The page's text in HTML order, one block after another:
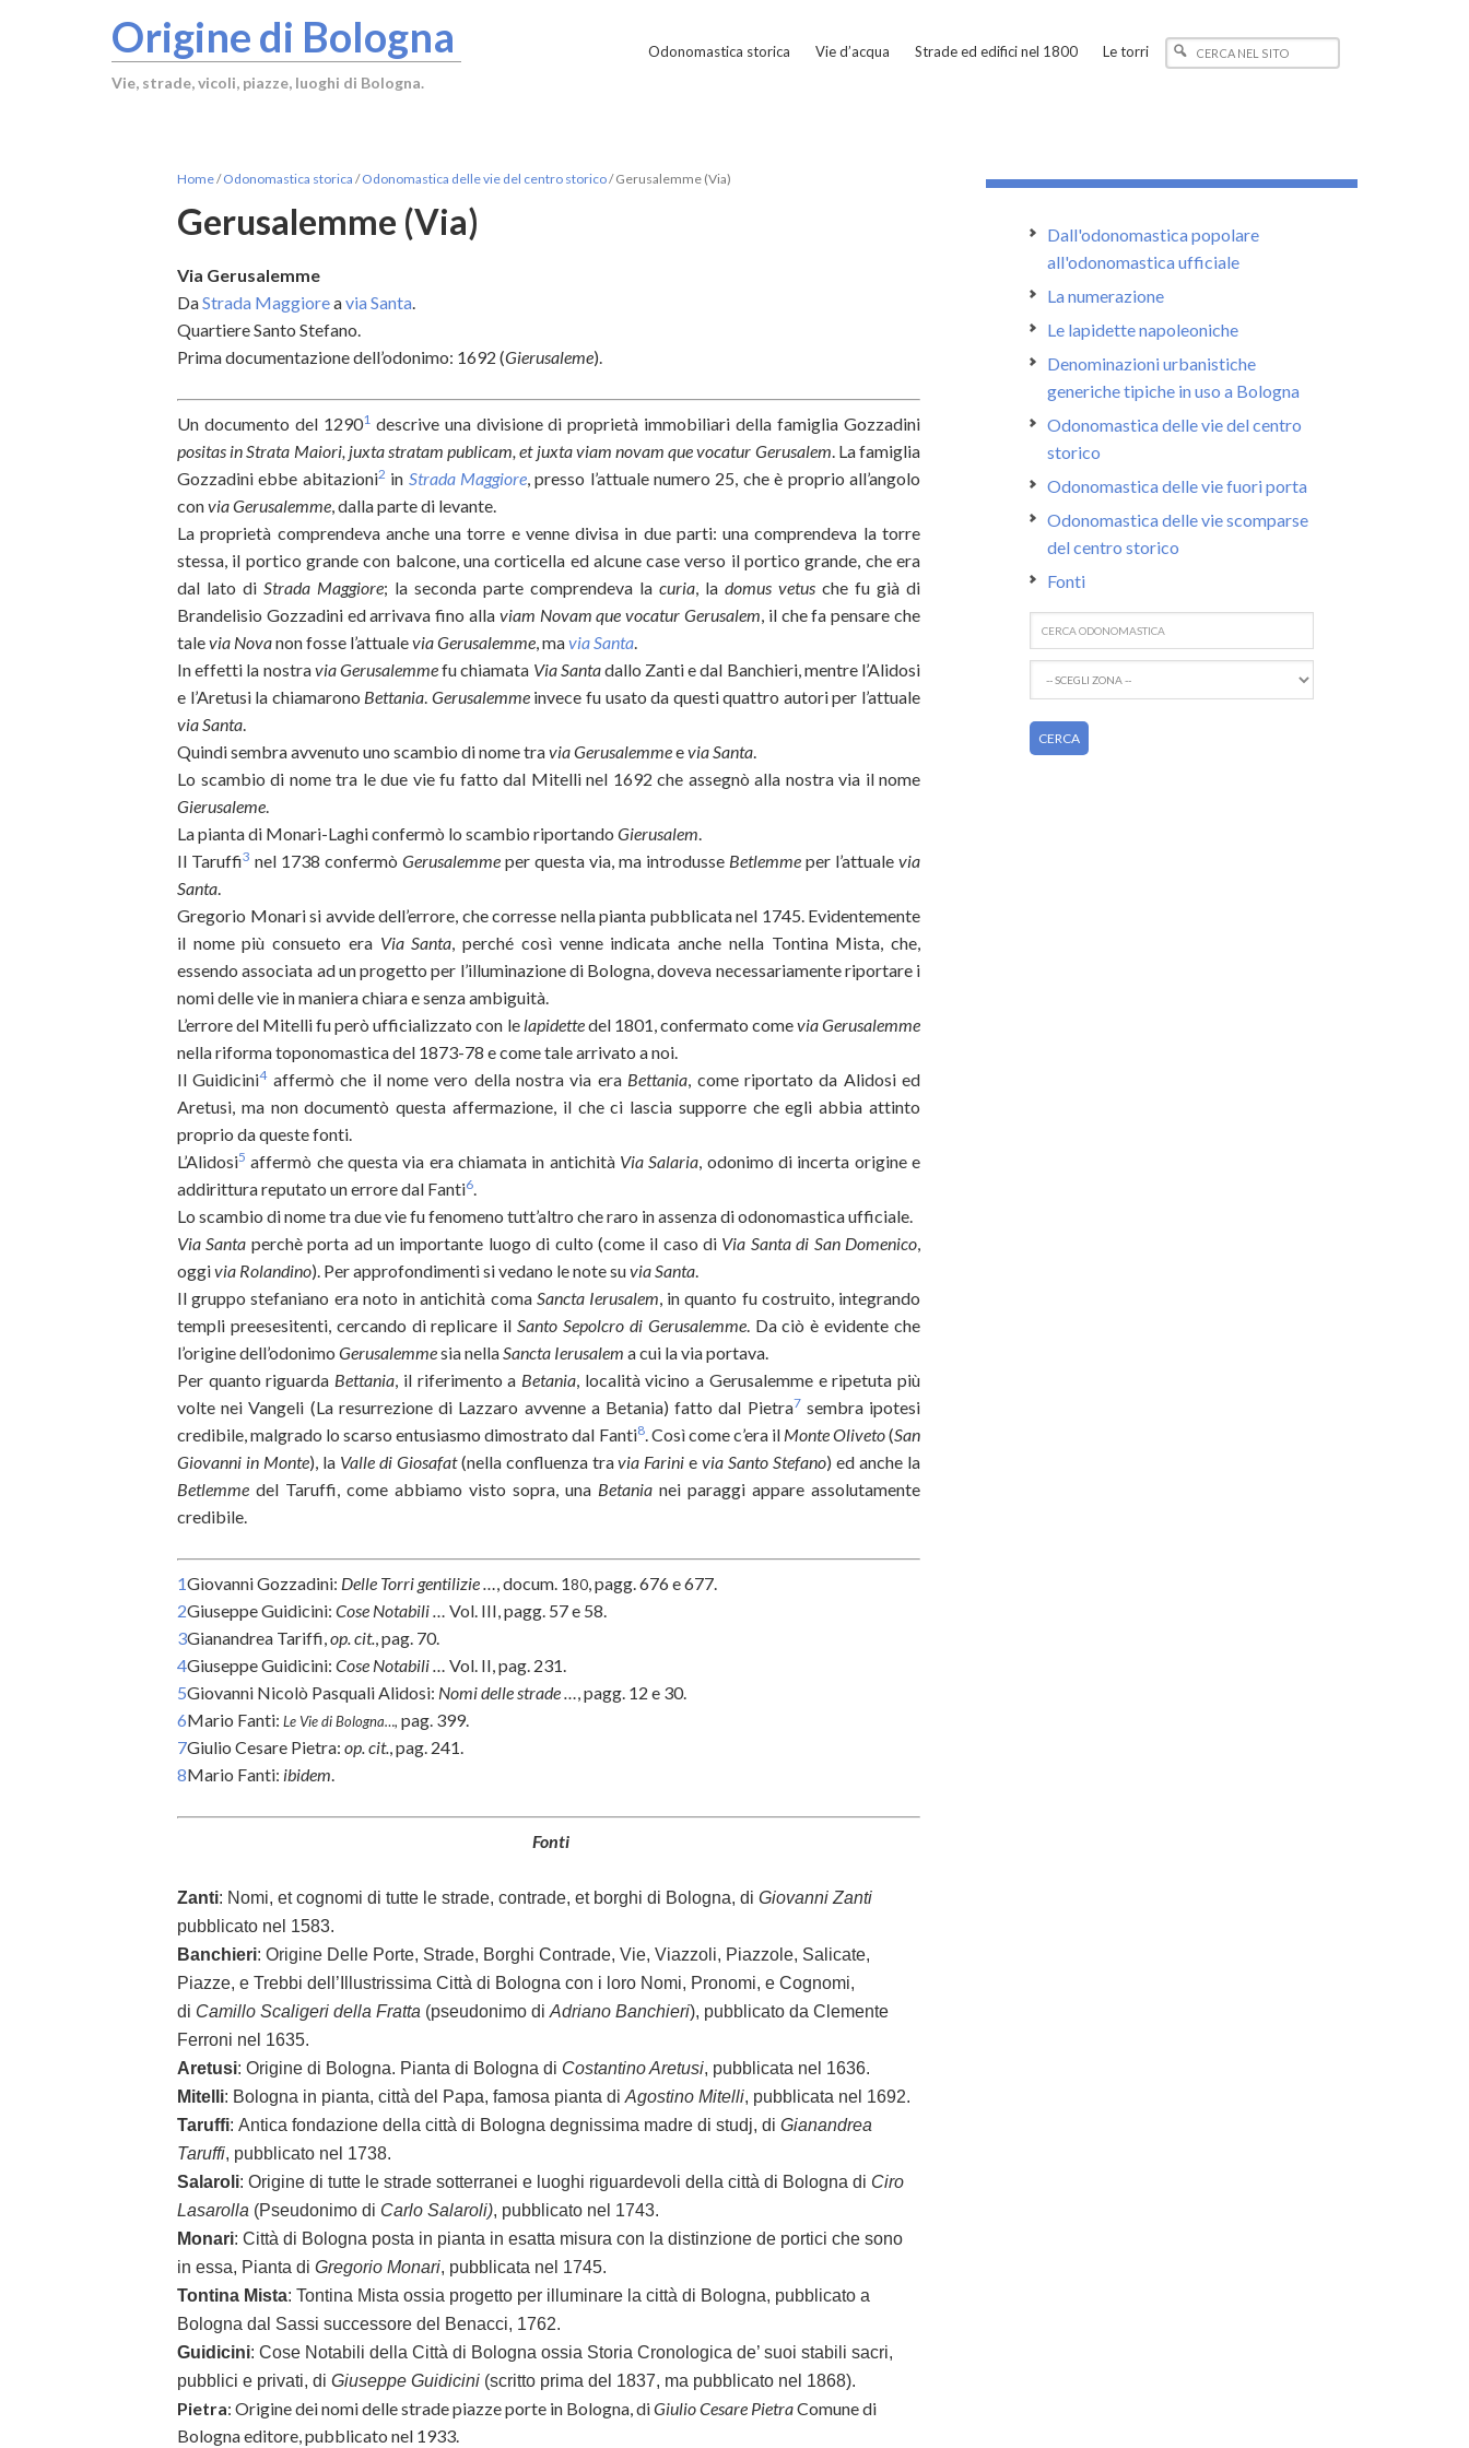
Origine di Bologna
Vie, strade, vicoli, piazze, luoghi di Bologna.
Odonomastica storica Vie d’acqua Strade ed edifici nel 1800 Le torri
Home/ Odonomastica storica / Odonomastica delle vie del centro storico/Gerusalemme (Via)
Gerusalemme (Via)
Via Gerusalemme
DaStrada Maggioreavia Santa.
Quartiere Santo Stefano.
Prima documentazione dell’odonimo: 1692 (Gierusaleme).
Un documento del 12901descrive una divisione di proprietà immobiliari della famiglia Gozzadini
positas in Strata Maiori, juxta stratam publicam, et juxta viam novam que vocatur Gerusalem. La famiglia
Gozzadini ebbe abitazioni2 in Strada Maggiore, presso l’attuale numero 25, che è proprio all’angolo
convia Gerusalemme, dalla parte di levante.
La proprietà comprendeva anche una torre e venne divisa in due parti: una comprendeva la torre
stessa, il portico grande con balcone, una corticella ed alcune case verso il portico grande, che era
dal lato di Strada Maggiore; la seconda parte comprendeva la curia, la domus vetus che fu già di
Brandelisio Gozzadini ed arrivava fino alla viam Novam que vocatur Gerusalem, il che fa pensare che
talevia Novanon fosse l’attualevia Gerusalemme, mavia Santa.
In effetti la nostravia Gerusalemmefu chiamata Via Santadallo Zanti e dal Banchieri, mentre l’Alidosi
e l’Aretusi la chiamarono Bettania. Gerusalemmeinvece fu usato da questi quattro autori per l’attuale
via Santa.
Quindi sembra avvenuto uno scambio di nome travia Gerusalemmeevia Santa.
Lo scambio di nome tra le due vie fu fatto dal Mitelli nel 1692 che assegnò alla nostra via il nome
Gierusaleme.
La pianta di Monari-Laghi confermò lo scambio riportando Gierusalem.
Il Taruffi3 nel 1738 confermò Gerusalemme per questa via, ma introdusse Betlemme per l’attuale via
Santa.
Gregorio Monari si avvide dell’errore, che corresse nella pianta pubblicata nel 1745. Evidentemente
il nome più consueto era Via Santa, perché così venne indicata anche nella Tontina Mista, che,
essendo associata ad un progetto per l’illuminazione di Bologna, doveva necessariamente riportare i
nomi delle vie in maniera chiara e senza ambiguità.
L’errore del Mitelli fu però ufficializzato con le lapidettedel 1801, confermato comevia Gerusalemme
nella riforma toponomastica del 1873-78 e come tale arrivato a noi.
Il Guidicini4affermò che il nome vero della nostra via era Bettania, come riportato da Alidosi ed
Aretusi, ma non documentò questa affermazione, il che ci lascia supporre che egli abbia attinto
proprio da queste fonti.
L’Alidosi5 affermò che questa via era chiamata in antichità Via Salaria, odonimo di incerta origine e
addirittura reputato un errore dal Fanti6.
Lo scambio di nome tra due vie fu fenomeno tutt’altro che raro in assenza di odonomastica ufficiale.
Via Santa perchè porta ad un importante luogo di culto (come il caso di Via Santa di San Domenico,
oggivia Rolandino). Per approfondimenti si vedano le note suvia Santa.
Il gruppo stefaniano era noto in antichità coma Sancta Ierusalem, in quanto fu costruito, integrando
templi preesesitenti, cercando di replicare ilSanto Sepolcro di Gerusalemme. Da ciò è evidente che
l’origine dell’odonimo Gerusalemmesia nellaSancta Ierusalem a cui la via portava.
Per quanto riguarda Bettania, il riferimento a Betania, località vicino a Gerusalemme e ripetuta più
volte nei Vangeli (La resurrezione di Lazzaro avvenne a Betania) fatto dal Pietra7sembra ipotesi
credibile, malgrado lo scarso entusiasmo dimostrato dal Fanti8. Così come c’era il Monte Oliveto(San
Giovanni in Monte), la Valle di Giosafat(nella confluenza travia Farini evia Santo Stefano) ed anche la
Betlemme del Taruffi, come abbiamo visto sopra, una Betania nei paraggi appare assolutamente
credibile.
1Giovanni Gozzadini: Delle Torri gentilizie …, docum. 180, pagg. 676 e 677.
2Giuseppe Guidicini: Cose Notabili … Vol. III, pagg. 57 e 58.
3Gianandrea Tariffi,op. cit.,pag. 70.
4Giuseppe Guidicini: Cose Notabili … Vol. II, pag. 231.
5Giovanni Nicolò Pasquali Alidosi: Nomi delle strade …, pagg. 12 e 30.
6Mario Fanti: Le Vie di Bologna…, pag. 399.
7Giulio Cesare Pietra: op. cit., pag. 241.
8Mario Fanti: ibidem.
Fonti
Zanti: Nomi, et cognomi di tutte le strade, contrade, et borghi di Bologna, di Giovanni Zanti
pubblicato nel 1583.
Banchieri: Origine Delle Porte, Strade, Borghi Contrade, Vie, Viazzoli, Piazzole, Salicate,
Piazze, e Trebbi dell’Illustrissima Città di Bologna con i loro Nomi, Pronomi, e Cognomi,
di Camillo Scaligeri della Fratta (pseudonimo di Adriano Banchieri), pubblicato da Clemente
Ferroni nel 1635.
Aretusi: Origine di Bologna. Pianta di Bologna di Costantino Aretusi, pubblicata nel 1636.
Mitelli: Bologna in pianta, città del Papa, famosa pianta di Agostino Mitelli, pubblicata nel 1692.
Taruffi: Antica fondazione della città di Bologna degnissima madre di studj, di Gianandrea
Taruffi, pubblicato nel 1738.
Salaroli: Origine di tutte le strade sotterranei e luoghi riguardevoli della città di Bologna di Ciro
Lasarolla (Pseudonimo di Carlo Salaroli), pubblicato nel 1743.
Monari: Città di Bologna posta in pianta in esatta misura con la distinzione de portici che sono
in essa, Pianta di Gregorio Monari, pubblicata nel 1745.
Tontina Mista: Tontina Mista ossia progetto per illuminare la città di Bologna, pubblicato a
Bologna dal Sassi successore del Benacci, 1762.
Guidicini: Cose Notabili della Città di Bologna ossia Storia Cronologica de’ suoi stabili sacri,
pubblici e privati, di Giuseppe Guidicini (scritto prima del 1837, ma pubblicato nel 1868).
Pietra: Origine dei nomi delle strade piazze porte in Bologna, diGiulio Cesare PietraComune di
Bologna editore, pubblicato nel 1933.
Dall'odonomastica popolare
all'odonomastica ufficiale
La numerazione
Le lapidette napoleoniche
Denominazioni urbanistiche
generiche tipiche in uso a Bologna
Odonomastica delle vie del centro
storico
Odonomastica delle vie fuori porta
Odonomastica delle vie scomparse
del centro storico
Fonti